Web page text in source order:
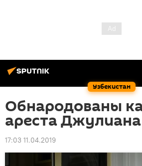
Узбекистан
Обнародованы
ареста
17:03 11.04.2019